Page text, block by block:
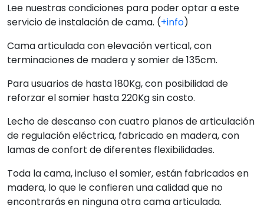
Lee nuestras condiciones para poder optar a este
servicio de instalación de cama. (+info)
Cama articulada con elevación vertical, con
terminaciones de madera y somier de 135cm.
Para usuarios de hasta 180Kg, con posibilidad de
reforzar el somier hasta 220Kg sin costo.
Lecho de descanso con cuatro planos de articulación
de regulación eléctrica, fabricado en madera, con
lamas de confort de diferentes flexibilidades.
Toda la cama, incluso el somier, están fabricados en
madera, lo que le confieren una calidad que no
encontrarás en ninguna otra cama articulada.